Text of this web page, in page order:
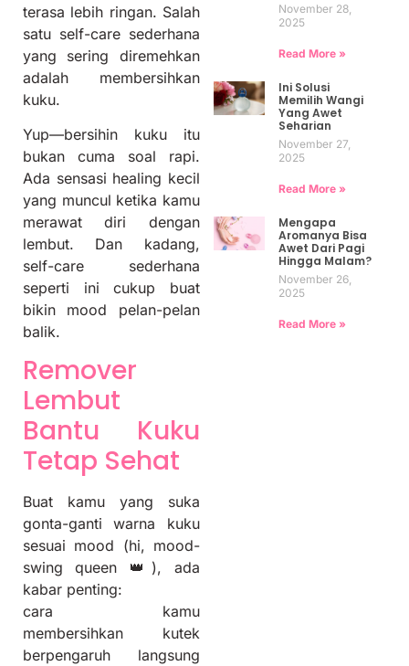
terasa lebih ringan. Salah
satu self-care sederhana
yang sering diremehkan
adalah membersihkan
kuku.
Yup—bersihin kuku itu
bukan cuma soal rapi.
Ada sensasi healing kecil
yang muncul ketika kamu
merawat diri dengan
lembut. Dan kadang,
self-care sederhana
seperti ini cukup buat
bikin mood pelan-pelan
balik.
Remover
Lembut
Bantu Kuku
Tetap Sehat
Buat kamu yang suka
gonta-ganti warna kuku
sesuai mood (hi, mood-
swing queen 👑), ada
kabar penting:
cara kamu
membersihkan kutek
berpengaruh langsung
November 28,
2025
Read More »
Ini Solusi
Memilih Wangi
Yang Awet
Seharian
November 27,
2025
Read More »
Mengapa
Aromanya Bisa
Awet Dari Pagi
Hingga Malam?
November 26,
2025
Read More »